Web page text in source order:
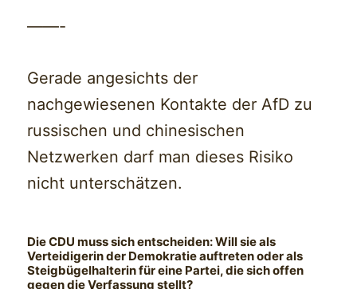
——-
Gerade angesichts der
nachgewiesenen Kontakte der AfD zu
russischen und chinesischen
Netzwerken darf man dieses Risiko
nicht unterschätzen.
Die CDU muss sich entscheiden: Will sie als
Verteidigerin der Demokratie auftreten oder als
Steigbügelhalterin für eine Partei, die sich offen
gegen die Verfassung stellt?